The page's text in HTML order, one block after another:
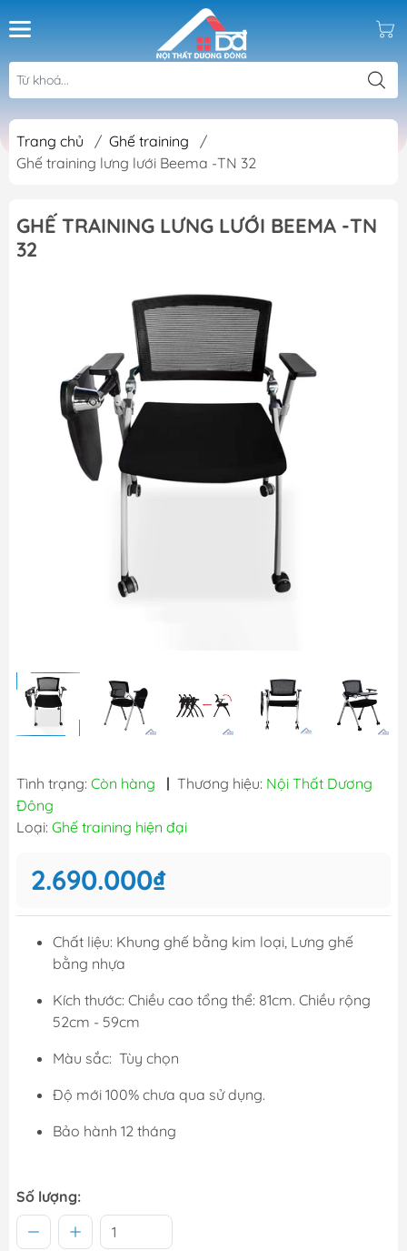
Trang chủ / Ghế training
/
Ghế training lưng lưới Beema -TN 32
GHẾ TRAINING LƯNG LƯỚI BEEMA -TN
32
Tình trạng: Còn hàng | Thương hiệu: Nội Thất Dương
Đông
Loại: Ghế training hiện đại
2.690.000₫
Chất liệu: Khung ghế bằng kim loại, Lưng ghế
bằng nhựa
Kích thước: Chiều cao tổng thể: 81cm. Chiều rộng
52cm - 59cm
Màu sắc: Tùy chọn
Độ mới 100% chưa qua sử dụng.
Bảo hành 12 tháng
Số lượng: